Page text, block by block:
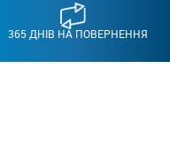
365 ДНІВ НА ПОВЕРНЕННЯ